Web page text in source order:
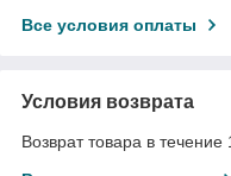
Все условия оплаты
Условия возврата
Возврат товара в течение